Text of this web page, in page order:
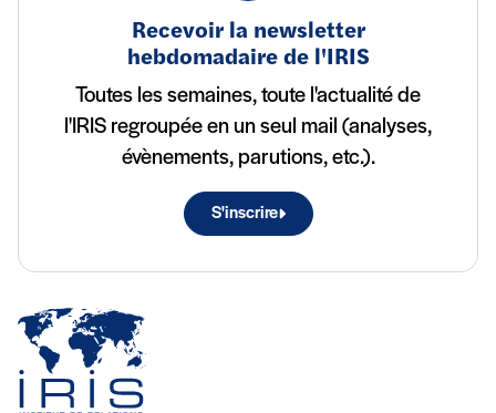
Recevoir la newsletter
hebdomadaire de l'IRIS
Toutes les semaines, toute l'actualité de
l'IRIS regroupée en un seul mail (analyses,
évènements, parutions, etc.).
S'inscrire